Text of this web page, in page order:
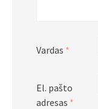
Vardas *
El. pašto
adresas *